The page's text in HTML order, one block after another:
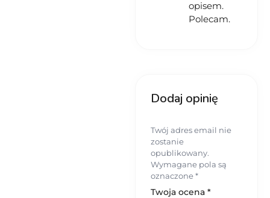
opisem.
Polecam.
Dodaj opinię
Twój adres email nie
zostanie
opublikowany.
Wymagane pola są
oznaczone*
Twoja ocena *